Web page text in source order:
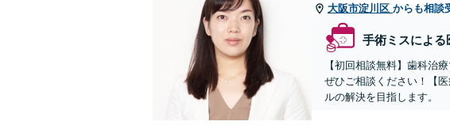
大阪市淀川区 からも相談
手術ミスによる
【初回相談無料】歯科治
ぜひご相談ください！【
ルの解決を目指します。